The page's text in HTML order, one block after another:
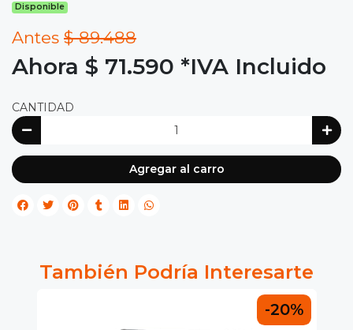
Disponible
Antes $ 89.488
Ahora $ 71.590 *IVA Incluido
CANTIDAD
Agregar al carro
También Podría Interesarte
-20%